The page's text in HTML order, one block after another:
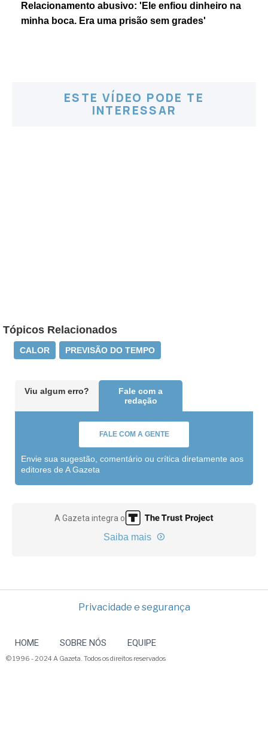
Relacionamento abusivo: 'Ele enfiou dinheiro na
minha boca. Era uma prisão sem grades'
ESTE VÍDEO PODE TE
INTERESSAR
Tópicos Relacionados
CALOR PREVISÃO DO TEMPO
Viu algum erro?
Fale com a
redação
FALE COM A GENTE
Envie sua sugestão, comentário ou crítica diretamente aos
editores de A Gazeta
A Gazeta integra o
Saiba mais
Privacidade e segurança
HOME SOBRE NÓS EQUIPE
© 1996 - 2024 A Gazeta. Todos os direitos reservados